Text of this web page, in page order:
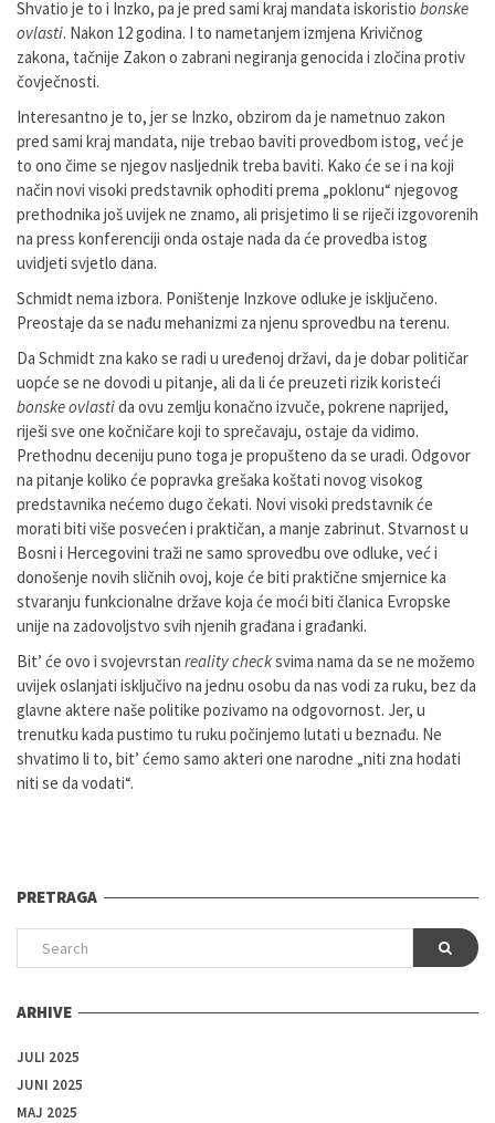
Shvatio je to i Inzko, pa je pred sami kraj mandata iskoristio bonske
ovlasti. Nakon 12 godina. I to nametanjem izmjena Krivičnog
zakona, tačnije Zakon o zabrani negiranja genocida i zločina protiv
čovječnosti.
Interesantno je to, jer se Inzko, obzirom da je nametnuo zakon
pred sami kraj mandata, nije trebao baviti provedbom istog, već je
to ono čime se njegov nasljednik treba baviti. Kako će se i na koji
način novi visoki predstavnik ophoditi prema „poklonu“ njegovog
prethodnika još uvijek ne znamo, ali prisjetimo li se riječi izgovorenih
na press konferenciji onda ostaje nada da će provedba istog
uvidjeti svjetlo dana.
Schmidt nema izbora. Poništenje Inzkove odluke je isključeno.
Preostaje da se nađu mehanizmi za njenu sprovedbu na terenu.
Da Schmidt zna kako se radi u uređenoj državi, da je dobar političar
uopće se ne dovodi u pitanje, ali da li će preuzeti rizik koristeći
bonske ovlastida ovu zemlju konačno izvuče, pokrene naprijed,
riješi sve one kočničare koji to sprečavaju, ostaje da vidimo.
Prethodnu deceniju puno toga je propušteno da se uradi. Odgovor
na pitanje koliko će popravka grešaka koštati novog visokog
predstavnika nećemo dugo čekati. Novi visoki predstavnik će
morati biti više posvećen i praktičan, a manje zabrinut. Stvarnost u
Bosni i Hercegovini traži ne samo sprovedbu ove odluke, već i
donošenje novih sličnih ovoj, koje će biti praktične smjernice ka
stvaranju funkcionalne države koja će moći biti članica Evropske
unije na zadovoljstvo svih njenih građana i građanki.
Bit’ će ovo i svojevrstan reality checksvima nama da se ne možemo
uvijek oslanjati isključivo na jednu osobu da nas vodi za ruku, bez da
glavne aktere naše politike pozivamo na odgovornost. Jer, u
trenutku kada pustimo tu ruku počinjemo lutati u beznađu. Ne
shvatimo li to, bit’ ćemo samo akteri one narodne „niti zna hodati
niti se da vodati“.
PRETRAGA
ARHIVE
JULI 2025
JUNI 2025
MAJ 2025